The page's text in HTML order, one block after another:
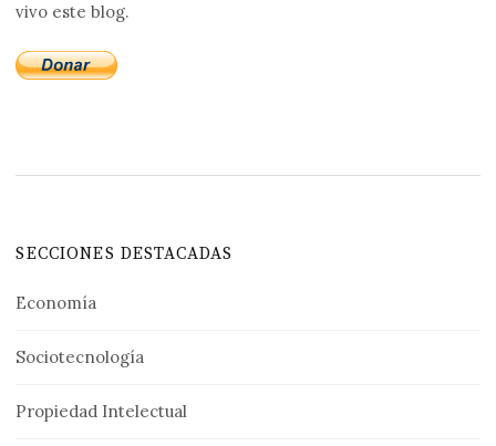
vivo este blog.
SECCIONES DESTACADAS
Economía
Sociotecnología
Propiedad Intelectual